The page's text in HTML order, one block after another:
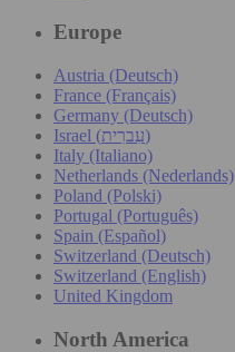
Europe
Austria (Deutsch)
France (Français)
Germany (Deutsch)
Israel (עִברִית)
Italy (Italiano)
Netherlands (Nederlands)
Poland (Polski)
Portugal (Português)
Spain (Español)
Switzerland (Deutsch)
Switzerland (English)
United Kingdom
North America